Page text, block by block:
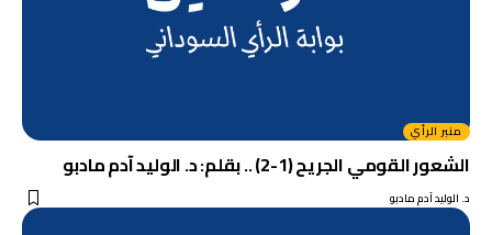
منبر الرأي
الشعور القومي الجريح (1-2) .. بقلم: د. الوليد آدم مادبو
د. الوليد آدم مادبو